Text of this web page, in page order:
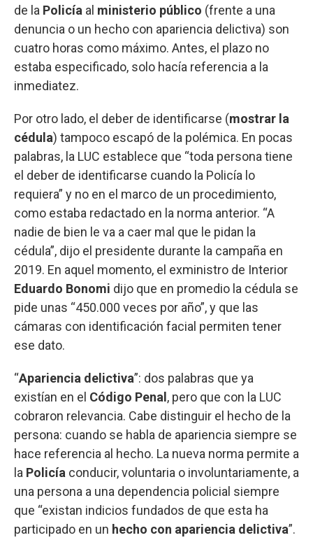
de la Policía al ministerio público (frente a una
denuncia o un hecho con apariencia delictiva) son
cuatro horas como máximo. Antes, el plazo no
estaba especificado, solo hacía referencia a la
inmediatez.
Por otro lado, el deber de identificarse (mostrar la
cédula) tampoco escapó de la polémica. En pocas
palabras, la LUC establece que “toda persona tiene
el deber de identificarse cuando la Policía lo
requiera” y no en el marco de un procedimiento,
como estaba redactado en la norma anterior. “A
nadie de bien le va a caer mal que le pidan la
cédula”, dijo el presidente durante la campaña en
2019. En aquel momento, el exministro de Interior
Eduardo Bonomi dijo que en promedio la cédula se
pide unas “450.000 veces por año”, y que las
cámaras con identificación facial permiten tener
ese dato.
“Apariencia delictiva”: dos palabras que ya
existían en el Código Penal , pero que con la LUC
cobraron relevancia. Cabe distinguir el hecho de la
persona: cuando se habla de apariencia siempre se
hace referencia al hecho. La nueva norma permite a
la Policía conducir, voluntaria o involuntariamente, a
una persona a una dependencia policial siempre
que “existan indicios fundados de que esta ha
participado en un hecho con apariencia delictiva”.